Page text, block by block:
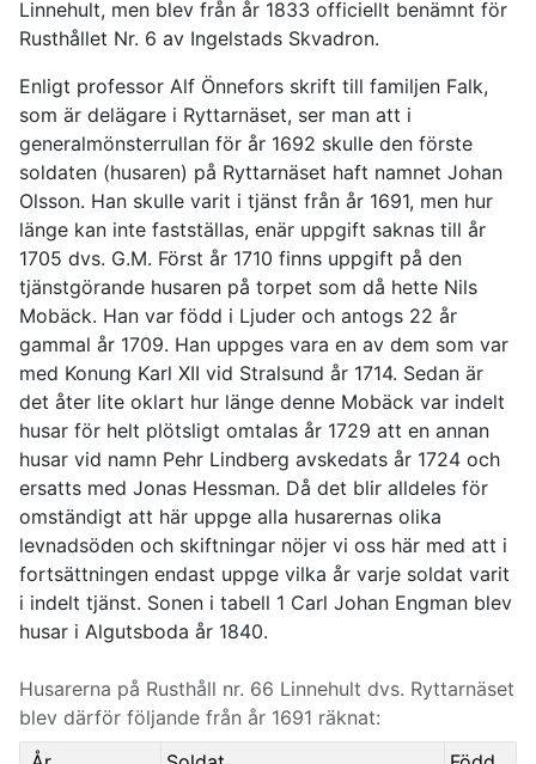
Linnehult, men blev från år 1833 officiellt benämnt för
Rusthållet Nr. 6 av Ingelstads Skvadron.
Enligt professor Alf Önnefors skrift till familjen Falk,
som är delägare i Ryttarnäset, ser man att i
generalmönsterrullan för år 1692 skulle den förste
soldaten (husaren) på Ryttarnäset haft namnet Johan
Olsson. Han skulle varit i tjänst från år 1691, men hur
länge kan inte fastställas, enär uppgift saknas till år
1705 dvs. G.M. Först år 1710 finns uppgift på den
tjänstgörande husaren på torpet som då hette Nils
Mobäck. Han var född i Ljuder och antogs 22 år
gammal år 1709. Han uppges vara en av dem som var
med Konung Karl XII vid Stralsund år 1714. Sedan är
det åter lite oklart hur länge denne Mobäck var indelt
husar för helt plötsligt omtalas år 1729 att en annan
husar vid namn Pehr Lindberg avskedats år 1724 och
ersatts med Jonas Hessman. Då det blir alldeles för
omständigt att här uppge alla husarernas olika
levnadsöden och skiftningar nöjer vi oss här med att i
fortsättningen endast uppge vilka år varje soldat varit
i indelt tjänst. Sonen i tabell 1 Carl Johan Engman blev
husar i Algutsboda år 1840.
Husarerna på Rusthåll nr. 66 Linnehult dvs. Ryttarnäset
blev därför följande från år 1691 räknat: